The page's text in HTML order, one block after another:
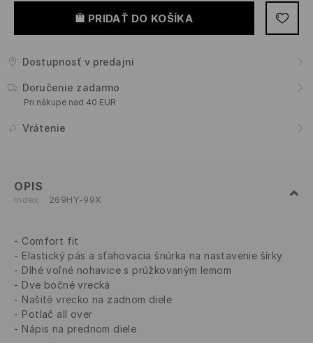
PRIDAŤ DO KOŠÍKA
Dostupnosť v predajni
Doručenie zadarmo
Pri nákupe nad 40 EUR
Vrátenie
OPIS
Index 269HY-99X
Comfort fit
Elastický pás a sťahovacia šnúrka na nastavenie šírky
Dlhé voľné nohavice s prúžkovaným lemom
Dve bočné vrecká
Našité vrecko na zadnom diele
Potlač all over
Nápis na prednom diele